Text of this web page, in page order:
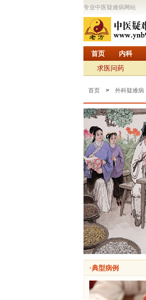
专业中医疑难病网站
首页 内科
求医问药
首页 > 外科疑难病
·典型病例